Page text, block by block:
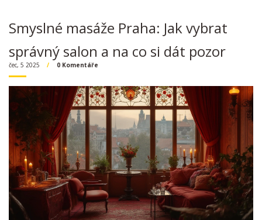
Smyslné masáže Praha: Jak vybrat
správný salon a na co si dát pozor
čec, 5 2025 0 Komentáře